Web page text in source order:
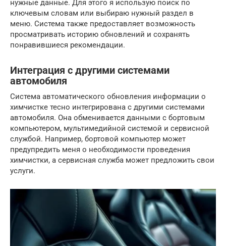
нужные данные. Для этого я использую поиск по
ключевым словам или выбираю нужный раздел в
меню. Система также предоставляет возможность
просматривать историю обновлений и сохранять
понравившиеся рекомендации.
Интеграция с другими системами
автомобиля
Система автоматического обновления информации о
химчистке тесно интегрирована с другими системами
автомобиля. Она обменивается данными с бортовым
компьютером, мультимедийной системой и сервисной
службой. Например, бортовой компьютер может
предупредить меня о необходимости проведения
химчистки, а сервисная служба может предложить свои
услуги.